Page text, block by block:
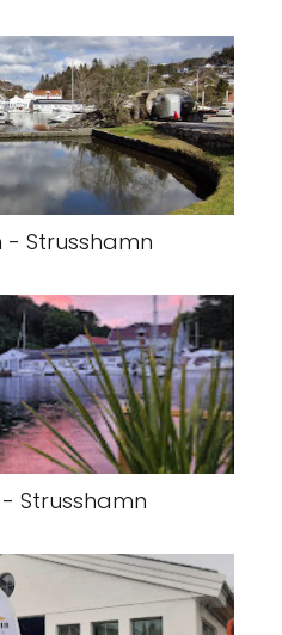
- Strusshamn
Strusshamn